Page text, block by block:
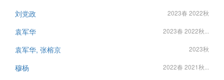
刘党政 2023春 2022秋
袁军华 2023春 2022秋...
袁军华, 张榕京 2023秋
穆杨 2022春 2021秋...